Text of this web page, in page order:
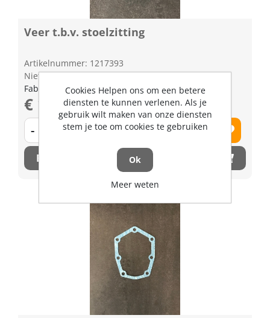
Veer t.b.v. stoelzitting
Artikelnummer: 1217393
Niet op voorraad
Fabrikant artikel nummer: 6706145970
€ 16,74 excl. BTW
- +
Bestel nu!
Cookies Helpen ons om een betere
diensten te kunnen verlenen. Als je
gebruik wilt maken van onze diensten
stem je toe om cookies te gebruiken
Ok
Meer weten